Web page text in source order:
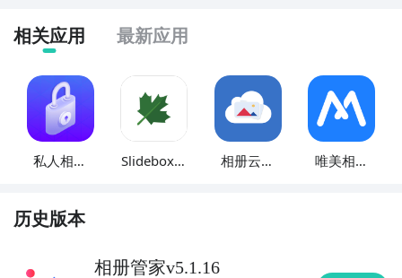
6. 《照片星球》：照片星球是一款有趣的摄影图像应
用，用户可以通过拍摄照片并在地球上标记位置来创建
个性化的相册，同时支持照片编辑和分享功能。
7. 《拼图相册》：拼图相册是一款独特的相册管理应
用，用户可以将多张照片拼接成拼图，并添加文字和贴
纸，创造出独特的相册风格。
8. 《相册云》：相册云是一款云端相册管理应用，用户
可以将照片上传到云端并进行备份，随时随地浏览和分
享照片，还支持多设备同步。
相关应用 最新应用
私人相册
Slidebox相
相册云管
唯美相册
历史版本
相册管家v5.1.16